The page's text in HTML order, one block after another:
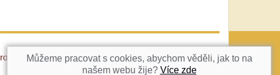
NAHORU
box.cz
Můžeme pracovat s cookies, abychom věděli, jak to na
našem webu žije? Více zde